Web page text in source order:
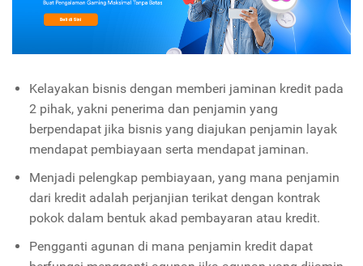
Kelayakan bisnis dengan memberi jaminan kredit pada
2 pihak, yakni penerima dan penjamin yang
berpendapat jika bisnis yang diajukan penjamin layak
mendapat pembiayaan serta mendapat jaminan.
Menjadi pelengkap pembiayaan, yang mana penjamin
dari kredit adalah perjanjian terikat dengan kontrak
pokok dalam bentuk akad pembayaran atau kredit.
Pengganti agunan di mana penjamin kredit dapat